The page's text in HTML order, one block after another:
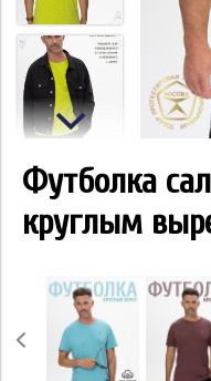
Футболка
круглым